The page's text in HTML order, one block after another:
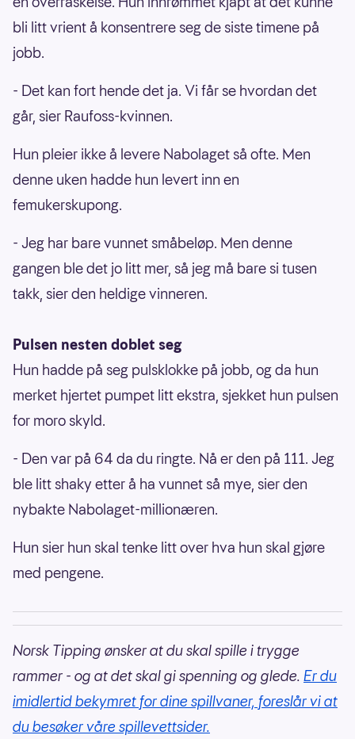
bli litt vrient å konsentrere seg de siste timene på
jobb.
- Det kan fort hende det ja. Vi får se hvordan det
går, sier Raufoss-kvinnen.
Hun pleier ikke å levere Nabolaget så ofte. Men
denne uken hadde hun levert inn en
femukerskupong.
- Jeg har bare vunnet småbeløp. Men denne
gangen ble det jo litt mer, så jeg må bare si tusen
takk, sier den heldige vinneren.
Pulsen nesten doblet seg
Hun hadde på seg pulsklokke på jobb, og da hun
merket hjertet pumpet litt ekstra, sjekket hun pulsen
for moro skyld.
- Den var på 64 da du ringte. Nå er den på 111. Jeg
ble litt shaky etter å ha vunnet så mye, sier den
nybakte Nabolaget-millionæren.
Hun sier hun skal tenke litt over hva hun skal gjøre
med pengene.
Norsk Tipping ønsker at du skal spille i trygge
rammer - og at det skal gi spenning og glede. Er du
imidlertid bekymret for dine spillvaner, foreslår vi at
du besøker våre spillevettsider.